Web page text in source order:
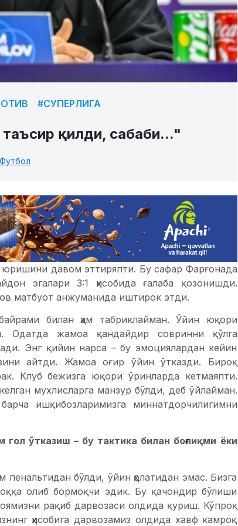
#СУПЕРЛИГА
қилди, сабаби..."
Футбол
юришини давом эттиряпти. Бу сафар Фарғонада
эгалари 3:1 ҳисобида ғалаба қозонишди.
матбуот анжуманида иштирок этди.
билан ҳам табриклайман. Ўйин юқори
жамоа қандайдир совринни қўлга
Энг қийин нарса – бу эмоциялардан кейин
айтди. Жамоа оғир ўйин ўтказди. Бироқ
Клуб бежизга юқори ўринларда кетмаяпти.
мухлисларга манзур бўлди, деб ўйлайман.
ишқибозларимизга миннатдорчилигимни
ўтказиш – бу тактика билан боғлиқми ёки
пенальтидан бўлди, ўйин ҳолатидан эмас. Бизга
олиб бормоқчи эдик. Бу қачондир бўлиши
рақиб дарвозаси олдида қуриш. Кўпроқ
ҳисобига дарвозамиз олдида хавф камроқ